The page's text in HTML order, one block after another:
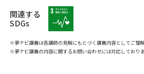
Ｑ＆Ａ よくあるご質問 大学進学ID
関連する
SDGs
※夢ナビ講義は各講師の見解にもとづく講義内容としてご理解
※夢ナビ講義の内容に関するお問い合わせには対応しておりま